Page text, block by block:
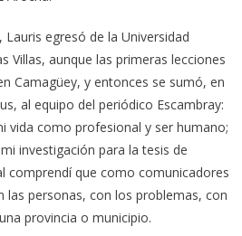
egresó de la Universidad
Villas, aunque las primeras lecciones
Camagüey, y entonces se sumó, en
al equipo del periódico Escambray:
vida como profesional y ser humano;
investigación para la tesis de
comprendí que como comunicadores
personas, con los problemas, con
provincia o municipio.